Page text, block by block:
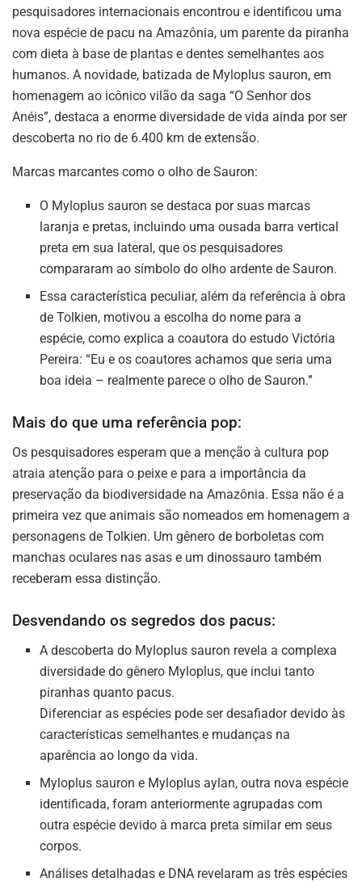
pesquisadores internacionais encontrou e identificou uma
nova espécie de pacu na Amazônia, um parente da piranha
com dieta à base de plantas e dentes semelhantes aos
humanos. A novidade, batizada de Myloplus sauron, em
homenagem ao icônico vilão da saga “O Senhor dos
Anéis”, destaca a enorme diversidade de vida ainda por ser
descoberta no rio de 6.400 km de extensão.
Marcas marcantes como o olho de Sauron:
O Myloplus sauron se destaca por suas marcas
laranja e pretas, incluindo uma ousada barra vertical
preta em sua lateral, que os pesquisadores
compararam ao símbolo do olho ardente de Sauron.
Essa característica peculiar, além da referência à obra
de Tolkien, motivou a escolha do nome para a
espécie, como explica a coautora do estudo Victória
Pereira: “Eu e os coautores achamos que seria uma
boa ideia – realmente parece o olho de Sauron.”
Mais do que uma referência pop:
Os pesquisadores esperam que a menção à cultura pop
atraia atenção para o peixe e para a importância da
preservação da biodiversidade na Amazônia. Essa não é a
primeira vez que animais são nomeados em homenagem a
personagens de Tolkien. Um gênero de borboletas com
manchas oculares nas asas e um dinossauro também
receberam essa distinção.
Desvendando os segredos dos pacus:
A descoberta do Myloplus sauron revela a complexa
diversidade do gênero Myloplus, que inclui tanto
piranhas quanto pacus.
Diferenciar as espécies pode ser desafiador devido às
características semelhantes e mudanças na
aparência ao longo da vida.
Myloplus sauron e Myloplus aylan, outra nova espécie
identificada, foram anteriormente agrupadas com
outra espécie devido à marca preta similar em seus
corpos.
Análises detalhadas e DNA revelaram as três espécies